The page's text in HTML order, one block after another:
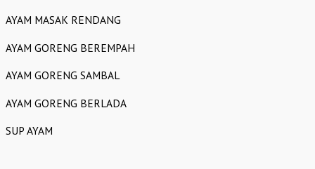
AYAM MASAK RENDANG
AYAM GORENG BEREMPAH
AYAM GORENG SAMBAL
AYAM GORENG BERLADA
SUP AYAM